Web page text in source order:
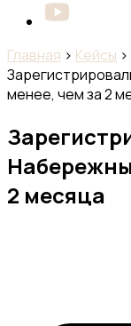
Главная › Кейсы ›
менее, чем за 2
2 месяца